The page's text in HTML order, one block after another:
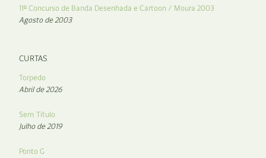
11º Concurso de Banda Desenhada e Cartoon / Moura 2003
Agosto de 2003
CURTAS
Torpedo
Abril de 2026
Sem Título
Julho de 2019
Ponto G